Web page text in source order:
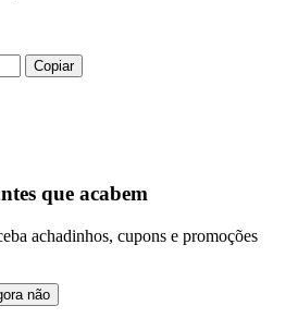
Copiar
que acabem
achadinhos, cupons e promoções
não